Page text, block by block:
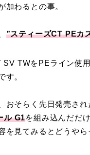
加わるとの事。
”スティーズCT PEカ
SV TWをPEライン使
す。
おそらく先日発売され
ル G1を組み込んだだ
を見てみるとどうやら